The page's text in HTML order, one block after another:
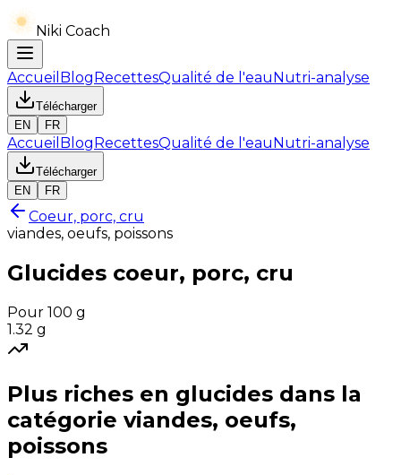
Niki Coach
Accueil BlogRecettesQualité de l'eauNutri-analyse
Télécharger
EN
FR
Accueil BlogRecettesQualité de l'eauNutri-analyse
Télécharger
EN
FR
Coeur, porc, cru
viandes, oeufs, poissons
Glucides coeur, porc, cru
Pour 100 g
1.32 g
Plus riches en glucides dans la
catégorie viandes, oeufs,
poissons